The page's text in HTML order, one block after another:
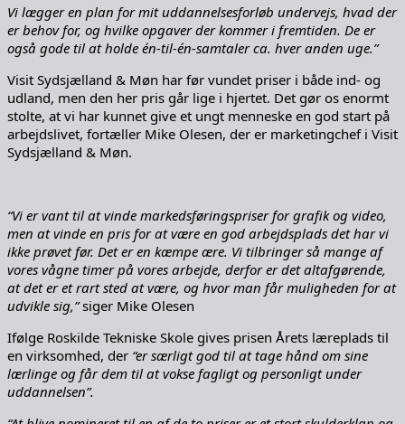
Vi lægger en plan for mit uddannelsesforløb undervejs, hvad der
er behov for, og hvilke opgaver der kommer i fremtiden. De er
også gode til at holde én-til-én-samtaler ca. hver anden uge.”
Visit Sydsjælland & Møn har før vundet priser i både ind- og
udland, men den her pris går lige i hjertet. Det gør os enormt
stolte, at vi har kunnet give et ungt menneske en god start på
arbejdslivet, fortæller Mike Olesen, der er marketingchef i Visit
Sydsjælland & Møn.
“Vi er vant til at vinde markedsføringspriser for grafik og video,
men at vinde en pris for at være en god arbejdsplads det har vi
ikke prøvet før. Det er en kæmpe ære. Vi tilbringer så mange af
vores vågne timer på vores arbejde, derfor er det altafgørende,
at det er et rart sted at være, og hvor man får muligheden for at
udvikle sig,”siger Mike Olesen
Ifølge Roskilde Tekniske Skole gives prisen Årets læreplads til
en virksomhed, der “er særligt god til at tage hånd om sine
lærlinge og får dem til at vokse fagligt og personligt under
uddannelsen”.